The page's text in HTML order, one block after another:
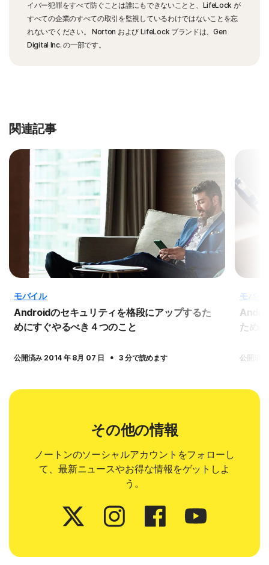
イバー犯罪をすべて防ぐことは誰にもできないことと、LifeLock が
すべての企業のすべての取引を監視しているわけではないことを忘
れないでください。 Norton および LifeLock ブランドは、Gen
Digital Inc. の一部です。
関連記事
モバイル
Androidのセキュリティを格段にアップするた
めにすぐやるべき４つのこと
公開済み 2014 年 8月 07 日 · 3 分で読めます
モバイ
ため
公開済
その他の情報
ノートンのソーシャルアカウントをフォローし
て、最新ニュースやお得な情報をゲットしよ
う。